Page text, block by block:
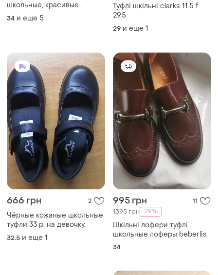
школьные, красивые
туфельки для девочки,
дитячі шкільні туфлі для
34 и еще 5
Туфлі шкільні clarks 11.5 f
29.5
29 и еще 1
666 грн 2
Чёрные кожаные школьные
туфли 33 р. на девочку.
32.5 и еще 1
995 грн 11
1395 грн -29%
Шкільні лофери туфлі
школьные лоферы beberlis
34